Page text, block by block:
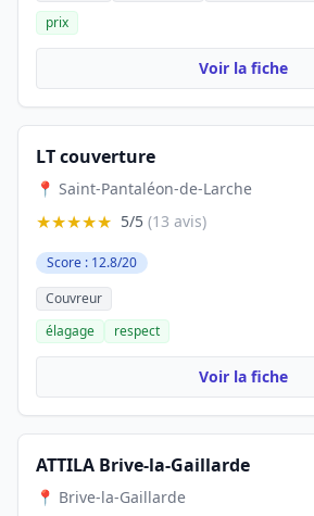
prix
Voir la fiche
LT couverture
📍 Saint-Pantaléon-de-Larche
★★★★★ 5/5 (13 avis)
Score : 12.8/20
Couvreur
élagage
respect
Voir la fiche
ATTILA Brive-la-Gaillarde
📍 Brive-la-Gaillarde